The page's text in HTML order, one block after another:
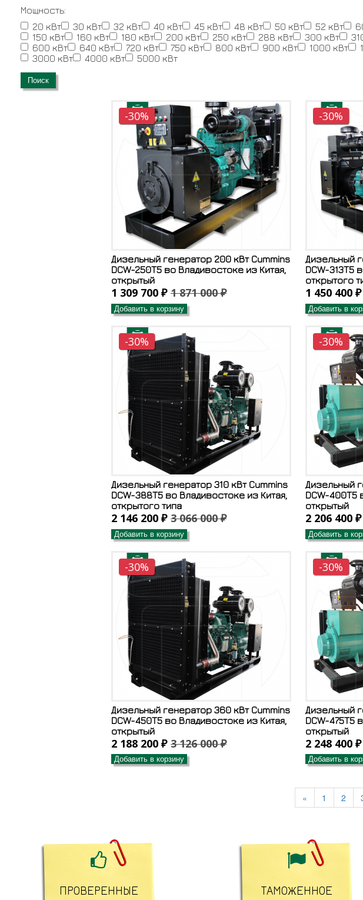
Мощность:
20 кВт
30 кВт 32 кВт 40 кВт 45 кВт 48 кВт 50 кВт 52 кВт
150 кВт
160 кВт 180 кВт 200 кВт 250 кВт 288 кВт 300 кВт
600 кВт
640 кВт 720 кВт 750 кВт 800 кВт 900 кВт 1000 кВт
3000 кВт
4000 кВт 5000 кВт
Поиск
-30%
Дизельный генератор 200 кВт Cummins
DCW-250T5 во Владивостоке из Китая,
открытый
1 309 700 ₽ 1 871 000 ₽
Добавить в корзину
-30%
Дизельный
DCW-313T5
открытого
1 450 400 ₽
Добавить в
-30%
Дизельный генератор 310 кВт Cummins
DCW-388T5 во Владивостоке из Китая,
открытого типа
2 146 200 ₽ 3 066 000 ₽
Добавить в корзину
-30%
Дизельный
DCW-400T5
открытый
2 206 400 ₽
Добавить в
-30%
Дизельный генератор 360 кВт Cummins
DCW-450T5 во Владивостоке из Китая,
открытый
2 188 200 ₽ 3 126 000 ₽
Добавить в корзину
-30%
Дизельный
DCW-475T5
открытый
2 248 400 ₽
Добавить в
« 1 2

ПРОВЕРЕННЫЕ

ТАМОЖЕННОЕ